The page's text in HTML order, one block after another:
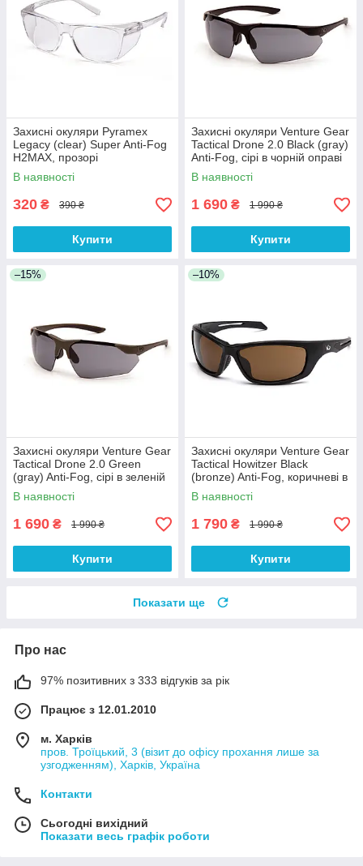
Захисні окуляри Pyramex
Legacy (clear) Super Anti-Fog
H2MAX, прозорі
В наявності
320 ₴ 390 ₴
Купити
Захисні окуляри Venture Gear
Tactical Drone 2.0 Black (gray)
Anti-Fog, сірі в чорній оправі
В наявності
1 690 ₴ 1 990 ₴
Купити
–15%
Захисні окуляри Venture Gear
Tactical Drone 2.0 Green
(gray) Anti-Fog, сірі в зеленій
оправі
В наявності
1 690 ₴ 1 990 ₴
Купити
–10%
Захисні окуляри Venture Gear
Tactical Howitzer Black
(bronze) Anti-Fog, коричневі в
чорній оправі
В наявності
1 790 ₴ 1 990 ₴
Купити
Показати ще
Про нас
97% позитивних з 333 відгуків за рік
Працює з 12.01.2010
м. Харків
пров. Троїцький, 3 (візит до офісу прохання лише за
узгодженням), Харків, Україна
Контакти
Сьогодні вихідний
Показати весь графік роботи